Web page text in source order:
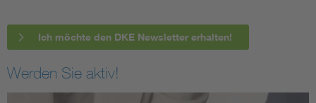
Ich möchte den DKE Newsletter erhalten!
Werden Sie aktiv!